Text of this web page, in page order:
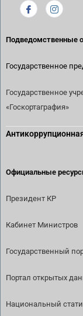
Подведомственные
Государственное
Государственное
«Госкортаграфия»
Официальные
Президент КР
Кабинет Министров
Государственный
Портал открытых
Национальный